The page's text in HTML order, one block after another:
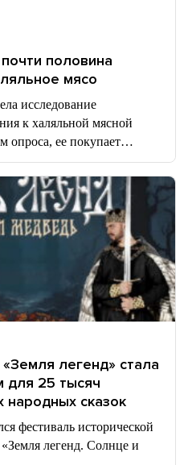
половина
мясо
исследование
к халяльной мясной
опроса, ее покупает…
легенд» стала
25 тысяч
народных сказок
фестиваль исторической
легенд. Солнце и